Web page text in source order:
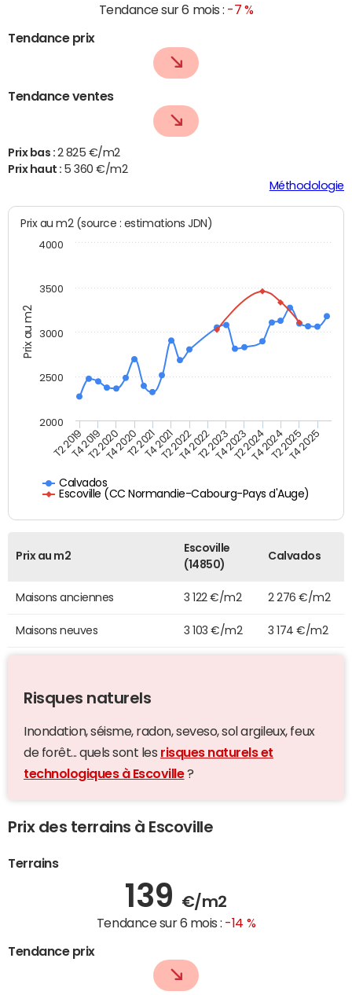
Tendance sur 6 mois : -7 %
Tendance prix
Tendance ventes
Prix bas : 2 825 €/m2
Prix haut : 5 360 €/m2
Méthodologie
Prix au m2
Prix au m2 (source : estimations JDN)
Calvados
Escoville (CC Normandie-Cabourg-Pays d'Auge)
T2 2019T4 2019T2 2020T4 2020T2 2021T4 2021T2 2022T4 2022T2 2023T4 2023T2 2024T4 2024T2 2025T4 2025
2000
2500
3000
3500
4000
Prix au m2
Escoville
(14850)
Calvados
Maisons anciennes 3 122 €/m2 2 276 €/m2
Maisons neuves 3 103 €/m2 3 174 €/m2
Risques naturels
Inondation, séisme, radon, seveso, sol argileux, feux
de forêt... quels sont les risques naturels et
technologiques à Escoville?
Prix des terrains à Escoville
Terrains
139 €/m2
Tendance sur 6 mois : -14 %
Tendance prix